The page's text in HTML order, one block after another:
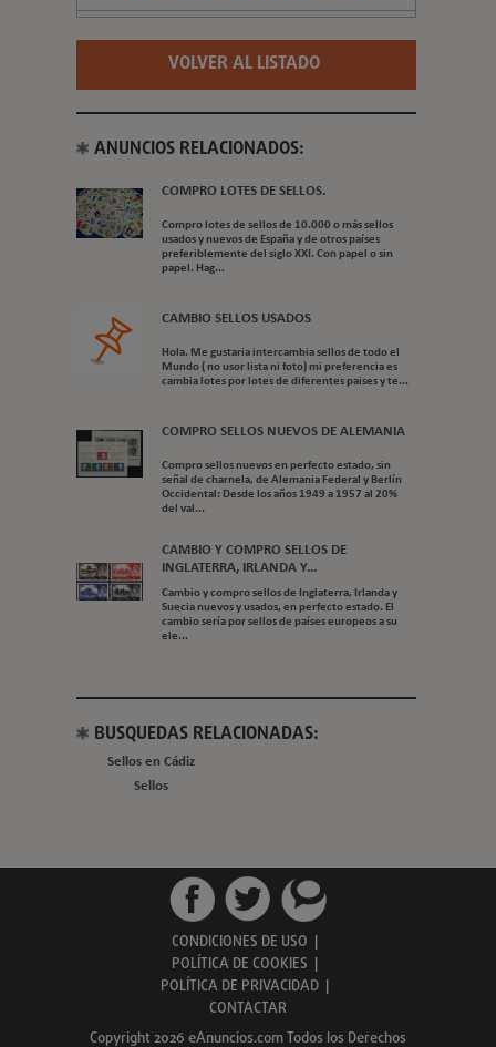
VOLVER AL LISTADO
ANUNCIOS RELACIONADOS:
COMPRO LOTES DE SELLOS.
Compro lotes de sellos de 10.000 o más sellos
usados y nuevos de España y de otros países
preferiblemente del siglo XXI. Con papel o sin
papel. Hag...
CAMBIO SELLOS USADOS
Hola. Me gustaria intercambia sellos de todo el
Mundo ( no usor lista ni foto) mi preferencia es
cambia lotes por lotes de diferentes paises y te...
COMPRO SELLOS NUEVOS DE ALEMANIA
Compro sellos nuevos en perfecto estado, sin
señal de charnela, de Alemania Federal y Berlín
Occidental: Desde los años 1949 a 1957 al 20%
del val...
CAMBIO Y COMPRO SELLOS DE
INGLATERRA, IRLANDA Y...
Cambio y compro sellos de Inglaterra, Irlanda y
Suecia nuevos y usados, en perfecto estado. El
cambio sería por sellos de países europeos a su
ele...
BUSQUEDAS RELACIONADAS:
Sellos en Cádiz
Sellos
CONDICIONES DE USO |
POLÍTICA DE COOKIES |
POLÍTICA DE PRIVACIDAD |
CONTACTAR
Copyright 2026 eAnuncios.com Todos los Derechos